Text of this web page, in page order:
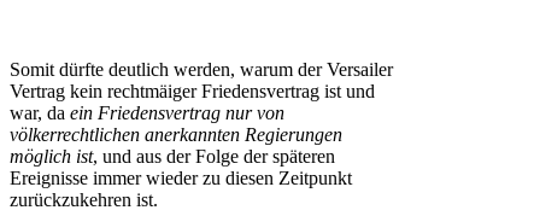
Somit dürfte deutlich werden, warum der Versailer
Vertrag kein rechtmäiger Friedensvertrag ist und
war, da ein Friedensvertrag nur von
völkerrechtlichen anerkannten Regierungen
möglich ist, und aus der Folge der späteren
Ereignisse immer wieder zu diesen Zeitpunkt
zurückzukehren ist.